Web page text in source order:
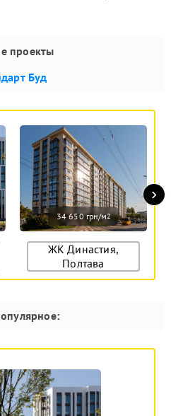
проекты
Буд
34 650 грн/м2
ЖК Династия,
Полтава
›